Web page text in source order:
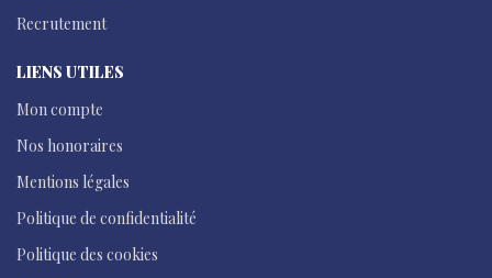
Recrutement
LIENS UTILES
Mon compte
Nos honoraires
Mentions légales
Politique de confidentialité
Politique des cookies